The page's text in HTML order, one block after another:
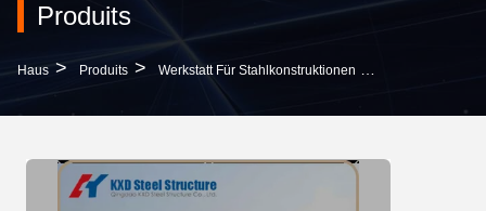
Produits
Haus > Produits > Werkstatt Für Stahlkonstruktionen >